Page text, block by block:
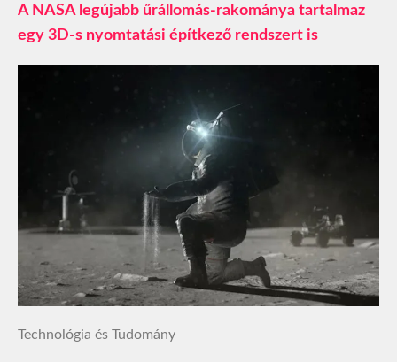
A NASA legújabb űrállomás-rakománya tartalmaz
egy 3D-s nyomtatási építkező rendszert is
Technológia és Tudomány